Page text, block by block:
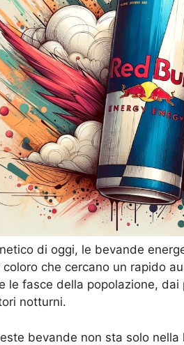
di oggi, le bevande
coloro che cercano un rapido
le fasce della popolazione,
notturni.
bevande non sta solo